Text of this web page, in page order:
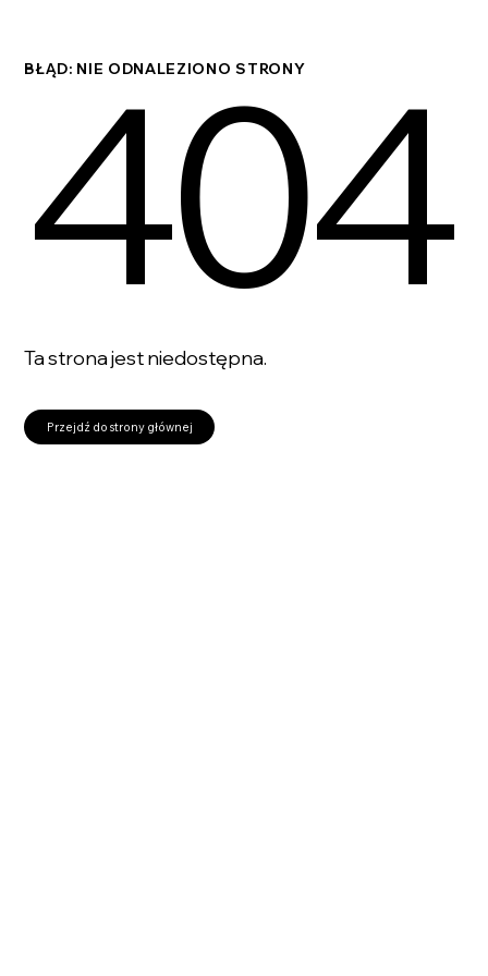
BŁĄD: NIE ODNALEZIONO STRONY
404
Ta strona jest niedostępna.
Przejdź do strony głównej